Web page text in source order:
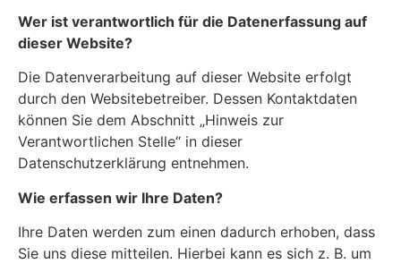
Wer ist verantwortlich für die Datenerfassung auf
dieser Website?
Die Datenverarbeitung auf dieser Website erfolgt
durch den Websitebetreiber. Dessen Kontaktdaten
können Sie dem Abschnitt „Hinweis zur
Verantwortlichen Stelle“ in dieser
Datenschutzerklärung entnehmen.
Wie erfassen wir Ihre Daten?
Ihre Daten werden zum einen dadurch erhoben, dass
Sie uns diese mitteilen. Hierbei kann es sich z. B. um